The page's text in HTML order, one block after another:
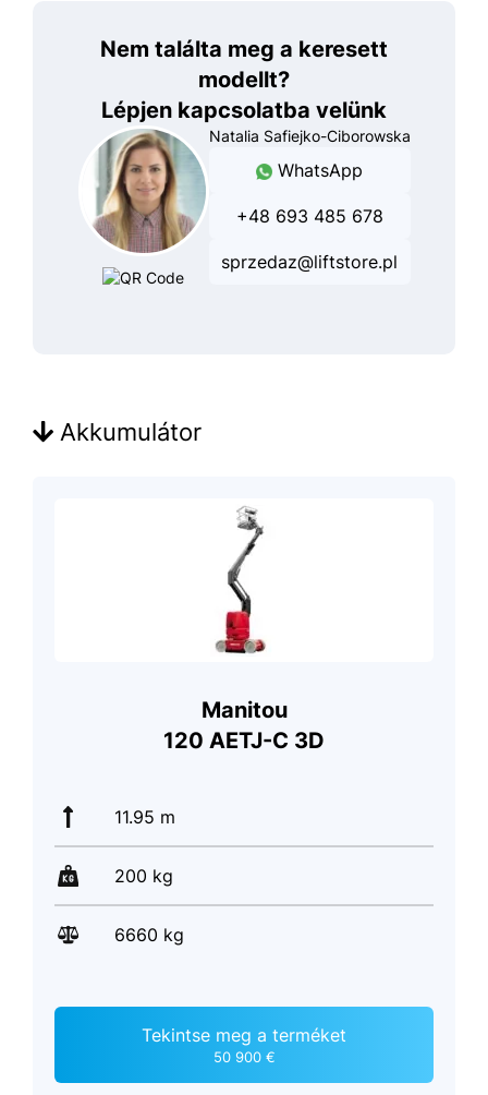
Nem találta meg a keresett
modellt?
Lépjen kapcsolatba velünk
Natalia Safiejko-Ciborowska
WhatsApp
+48 693 485 678
sprzedaz@liftstore.pl
Akkumulátor
Manitou
120 AETJ-C 3D
11.95 m
200 kg
6660 kg
Tekintse meg a terméket
50 900 €